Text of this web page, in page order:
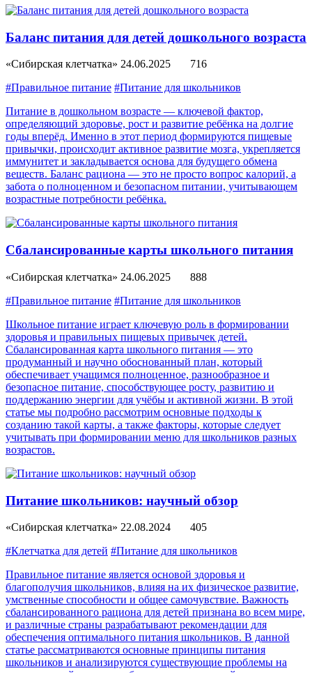
Баланс питания для детей дошкольного возраста
«Сибирская клетчатка» 24.06.2025
716
#Правильное питание #Питание для школьников
Питание в дошкольном возрасте — ключевой фактор,
определяющий здоровье, рост и развитие ребёнка на долгие
годы вперёд. Именно в этот период формируются пищевые
привычки, происходит активное развитие мозга, укрепляется
иммунитет и закладывается основа для будущего обмена
веществ. Баланс рациона — это не просто вопрос калорий, а
забота о полноценном и безопасном питании, учитывающем
возрастные потребности ребёнка.
Сбалансированные карты школьного питания
«Сибирская клетчатка» 24.06.2025
888
#Правильное питание #Питание для школьников
Школьное питание играет ключевую роль в формировании
здоровья и правильных пищевых привычек детей.
Сбалансированная карта школьного питания — это
продуманный и научно обоснованный план, который
обеспечивает учащимся полноценное, разнообразное и
безопасное питание, способствующее росту, развитию и
поддержанию энергии для учёбы и активной жизни. В этой
статье мы подробно рассмотрим основные подходы к
созданию такой карты, а также факторы, которые следует
учитывать при формировании меню для школьников разных
возрастов.
Питание школьников: научный обзор
«Сибирская клетчатка» 22.08.2024
405
#Клетчатка для детей #Питание для школьников
Правильное питание является основой здоровья и
благополучия школьников, влияя на их физическое развитие,
умственные способности и общее самочувствие. Важность
сбалансированного рациона для детей признана во всем мире,
и различные страны разрабатывают рекомендации для
обеспечения оптимального питания школьников. В данной
статье рассматриваются основные принципы питания
школьников и анализируются существующие проблемы на